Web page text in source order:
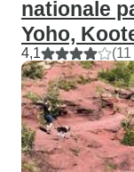
nationale
Yoho,
4,1